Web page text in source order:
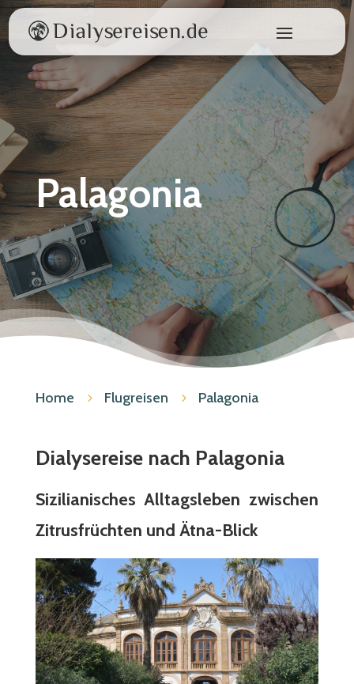
Palagonia
Home 5 Flugreisen 5 Palagonia
Dialysereise nach Palagonia
Sizilianisches Alltagsleben zwischen
Zitrusfrüchten und Ätna-Blick